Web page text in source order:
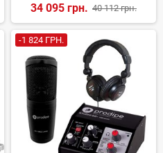
34 095 грн. 40 112 грн.
-1 824 ГРН.